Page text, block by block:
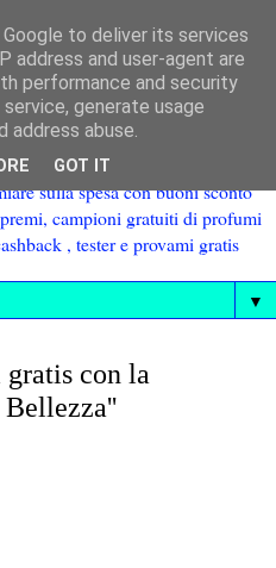
sulla spesa con buoni sconto
campioni gratuiti di profumi
, tester e provami gratis
▼
con la
to deliver its services
address and user-agent are
performance and security
generate usage
abuse.
GOT IT